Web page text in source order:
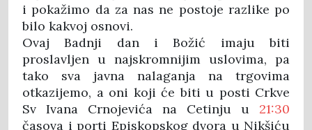
i pokažimo da za nas ne postoje razlike po
bilo kakvoj osnovi.
Ovaj Badnji dan i Božić imaju biti
proslavljen u najskromnijim uslovima, pa
tako sva javna nalaganja na trgovima
otkazijemo, a oni koji će biti u posti Crkve
Sv Ivana Crnojevića na Cetinju u 21:30
časova i porti Episkopskog dvora u Nikšiću